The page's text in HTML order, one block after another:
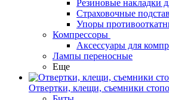
Резиновые накладки
Страховочные
Упоры
Компрессоры
Аксессуары для
Лампы переносные
Еще
Отвертки, клещи, съемники